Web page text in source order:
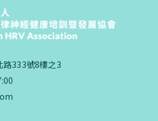
路333號8樓之3